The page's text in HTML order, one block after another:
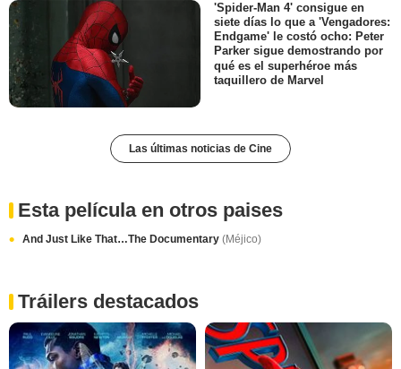
'Spider-Man 4' consigue en
siete días lo que a 'Vengadores:
Endgame' le costó ocho: Peter
Parker sigue demostrando por
qué es el superhéroe más
taquillero de Marvel
Las últimas noticias de Cine
Esta película en otros paises
And Just Like That…The Documentary (Méjico)
Tráilers destacados